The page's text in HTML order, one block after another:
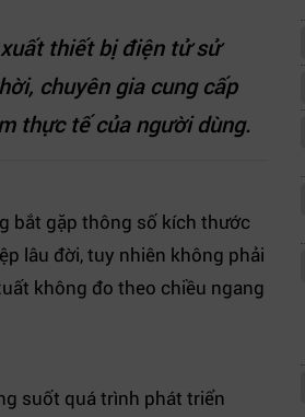
thiết bị điện tử sử
chuyên gia cung cấp
thực tế của người dùng.
bắt gặp thông số kích thước
lâu đời, tuy nhiên không phải
không đo theo chiều ngang
suốt quá trình phát triển